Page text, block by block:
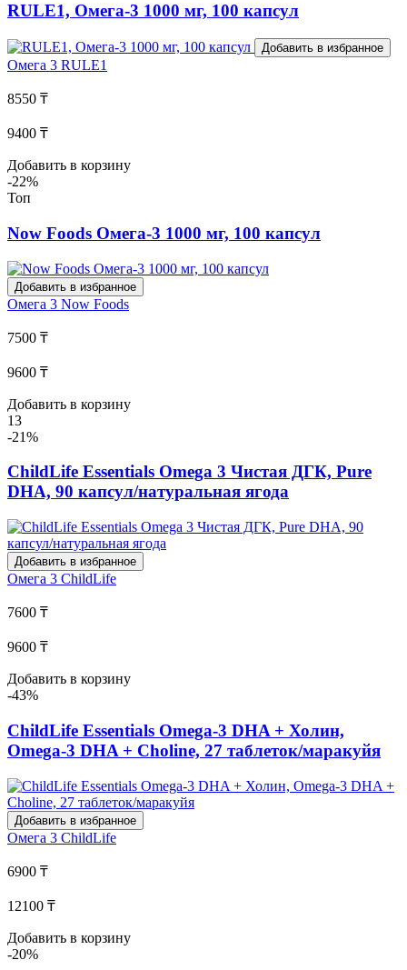
RULE1, Омега-3 1000 мг, 100 капсул
Добавить в избранное
Омега 3 RULE1
8550 ₸
9400 ₸
Добавить в корзину
-22%
Топ
Now Foods Омега-3 1000 мг, 100 капсул
Добавить в избранное
Омега 3 Now Foods
7500 ₸
9600 ₸
Добавить в корзину
13
-21%
ChildLife Essentials Omega 3 Чистая ДГК, Pure
DHA, 90 капсул/натуральная ягода
Добавить в избранное
Омега 3 ChildLife
7600 ₸
9600 ₸
Добавить в корзину
-43%
ChildLife Essentials Omega-3 DHA + Холин,
Omega-3 DHA + Choline, 27 таблеток/маракуйя
Добавить в избранное
Омега 3 ChildLife
6900 ₸
12100 ₸
Добавить в корзину
-20%